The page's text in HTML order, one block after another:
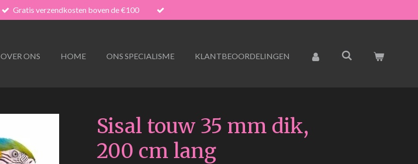
Gratis verzendkosten boven de €100
OVER ONS HOME ONS SPECIALISME KLANTBEOORDELINGEN
Sisal touw 35 mm dik,
200 cm lang